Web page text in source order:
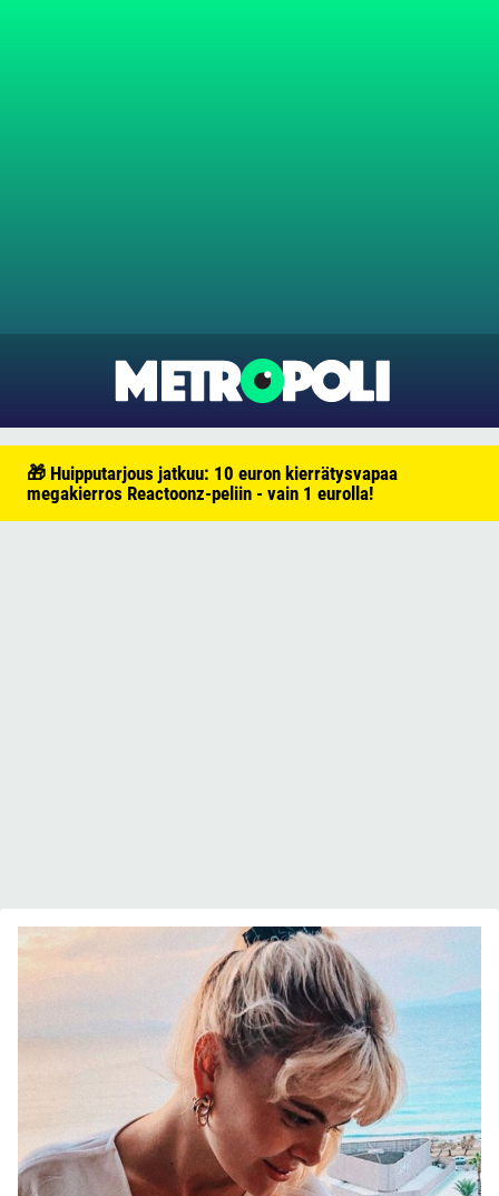
🎁 Huipputarjous jatkuu: 10 euron kierrätysvapaa
megakierros Reactoonz-peliin - vain 1 eurolla!